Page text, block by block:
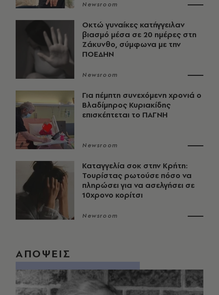
Newsroom
Οκτώ γυναίκες κατήγγειλαν
βιασμό μέσα σε 20 ημέρες στη
Ζάκυνθο, σύμφωνα με την
ΠΟΕΔΗΝ
Newsroom
Για πέμπτη συνεχόμενη χρονιά ο
Βλαδίμηρος Κυριακίδης
επισκέπτεται το ΠΑΓΝΗ
Newsroom
Καταγγελία σοκ στην Κρήτη:
Τουρίστας ρωτούσε πόσο να
πληρώσει για να ασελγήσει σε
10χρονο κορίτσι
Newsroom
ΑΠΟΨΕΙΣ